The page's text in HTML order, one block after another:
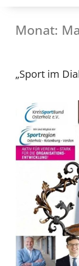
Monat:
„Sport im